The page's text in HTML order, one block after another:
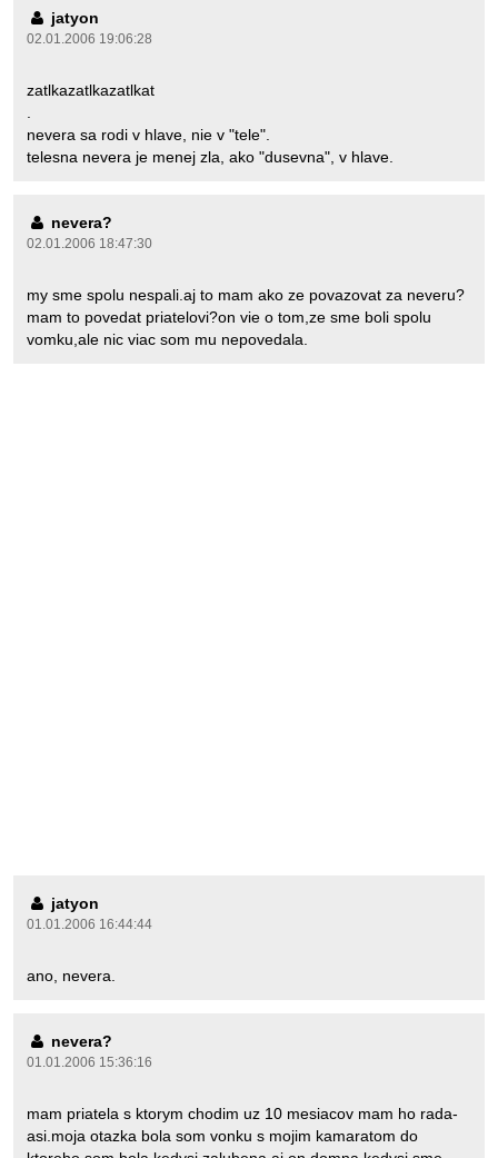
jatyon
02.01.2006 19:06:28
zatlkazatlkazatlkat
nevera sa rodi v hlave, nie v "tele".
telesna nevera je menej zla, ako "dusevna", v hlave.
nevera?
02.01.2006 18:47:30
my sme spolu nespali.aj to mam ako ze povazovat za neveru?
mam to povedat priatelovi?on vie o tom,ze sme boli spolu
vomku,ale nic viac som mu nepovedala.
jatyon
01.01.2006 16:44:44
ano, nevera.
nevera?
01.01.2006 15:36:16
mam priatela s ktorym chodim uz 10 mesiacov mam ho rada-
asi.moja otazka bola som vonku s mojim kamaratom do